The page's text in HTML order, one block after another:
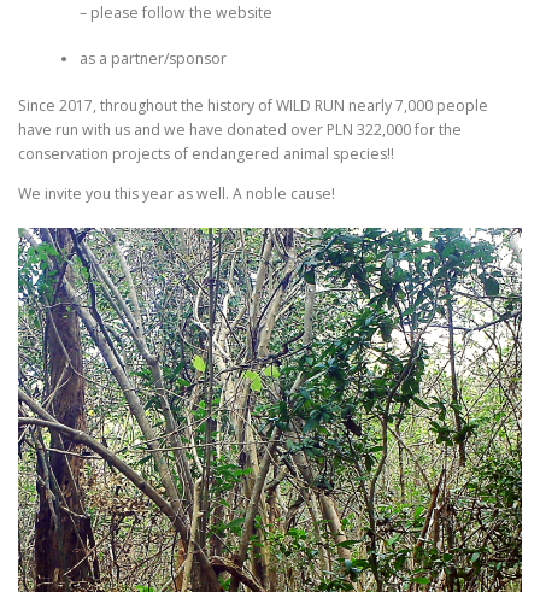
– please follow the website
as a partner/sponsor
Since 2017, throughout the history of WILD RUN nearly 7,000 people
have run with us and we have donated over PLN 322,000 for the
conservation projects of endangered animal species!!
We invite you this year as well. A noble cause!